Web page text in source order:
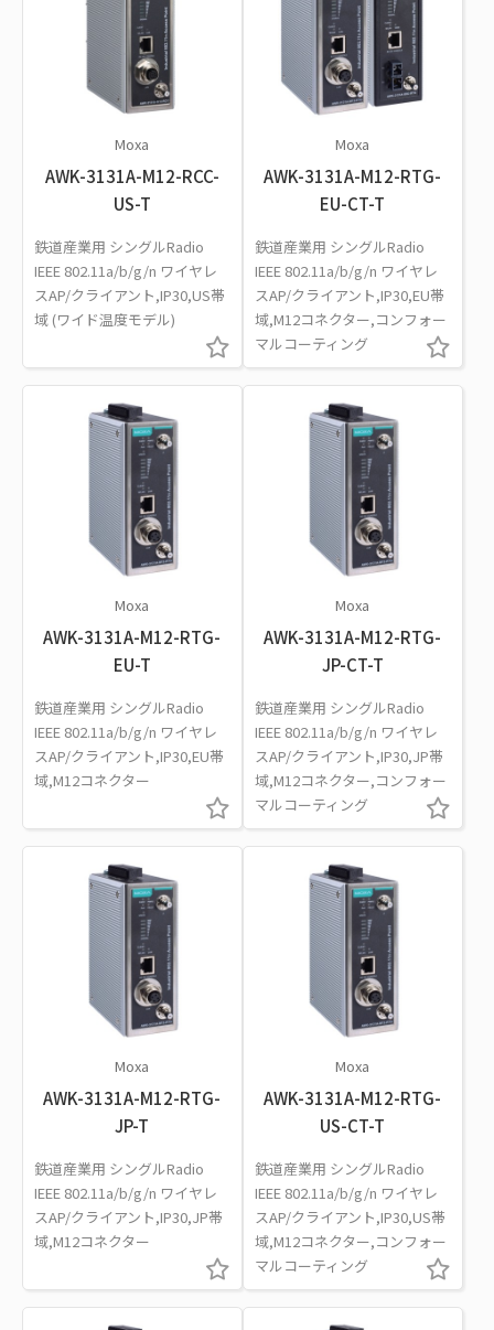
Moxa
AWK-3131A-M12-RCC-
US-T
鉄道産業用 シングルRadio
IEEE 802.11a/b/g/n ワイヤレ
スAP/クライアント,IP30,US帯
域 (ワイド温度モデル)
Moxa
AWK-3131A-M12-RTG-
EU-CT-T
鉄道産業用 シングルRadio
IEEE 802.11a/b/g/n ワイヤレ
スAP/クライアント,IP30,EU帯
域,M12コネクター,コンフォー
マルコーティング
Moxa
AWK-3131A-M12-RTG-
EU-T
鉄道産業用 シングルRadio
IEEE 802.11a/b/g/n ワイヤレ
スAP/クライアント,IP30,EU帯
域,M12コネクター
Moxa
AWK-3131A-M12-RTG-
JP-CT-T
鉄道産業用 シングルRadio
IEEE 802.11a/b/g/n ワイヤレ
スAP/クライアント,IP30,JP帯
域,M12コネクター,コンフォー
マルコーティング
Moxa
AWK-3131A-M12-RTG-
JP-T
鉄道産業用 シングルRadio
IEEE 802.11a/b/g/n ワイヤレ
スAP/クライアント,IP30,JP帯
域,M12コネクター
Moxa
AWK-3131A-M12-RTG-
US-CT-T
鉄道産業用 シングルRadio
IEEE 802.11a/b/g/n ワイヤレ
スAP/クライアント,IP30,US帯
域,M12コネクター,コンフォー
マルコーティング